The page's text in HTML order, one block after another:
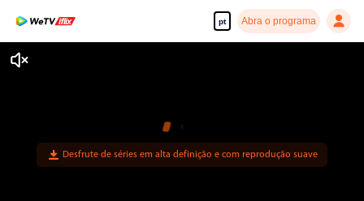
pt Abra o programa
Desfrute de séries em alta definição e com reprodução suave